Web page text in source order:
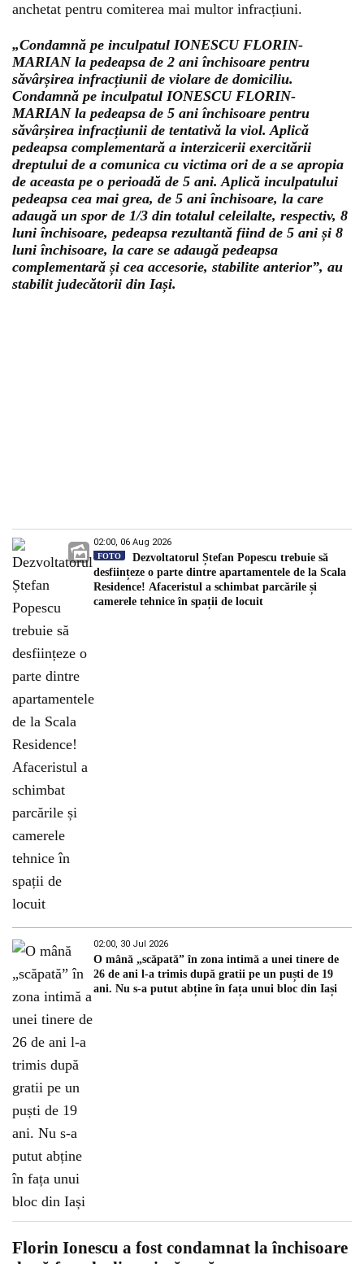
anchetat pentru comiterea mai multor infracțiuni.
„Condamnă pe inculpatul IONESCU FLORIN-
MARIAN la pedeapsa de 2 ani închisoare pentru
săvârșirea infracțiunii de violare de domiciliu.
Condamnă pe inculpatul IONESCU FLORIN-
MARIAN la pedeapsa de 5 ani închisoare pentru
săvârșirea infracțiunii de tentativă la viol. Aplică
pedeapsa complementară a interzicerii exercitării
dreptului de a comunica cu victima ori de a se apropia
de aceasta pe o perioadă de 5 ani. Aplică inculpatului
pedeapsa cea mai grea, de 5 ani închisoare, la care
adaugă un spor de 1/3 din totalul celeilalte, respectiv, 8
luni închisoare, pedeapsa rezultantă fiind de 5 ani și 8
luni închisoare, la care se adaugă pedeapsa
complementară și cea accesorie, stabilite anterior”, au
stabilit judecătorii din Iași.
02:00, 06 Aug 2026
FOTO
Dezvoltatorul Ștefan Popescu trebuie să
desființeze o parte dintre apartamentele de la Scala
Residence! Afaceristul a schimbat parcările și
camerele tehnice în spații de locuit
02:00, 30 Jul 2026
O mână „scăpată” în zona intimă a unei tinere de
26 de ani l-a trimis după gratii pe un puști de 19
ani. Nu s-a putut abține în fața unui bloc din Iași
Florin Ionescu a fost condamnat la închisoare